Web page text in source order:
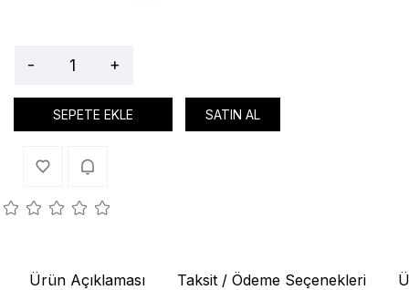
- +
SEPETE EKLE SATIN AL
Ürün Açıklaması Taksit / Ödeme Seçenekleri